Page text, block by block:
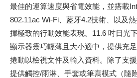
最佳的運算速度與省電效能，並搭載
802.11ac Wi-Fi、藍牙4.2技術、以及
揮極致的行動效能表現。11.6 吋日光
顯示器靈巧輕薄且大小適中，提供充
捲動以檢視文件及輸入資料。除了支
提供觸控/雨淋、手套或筆寫模式（隨